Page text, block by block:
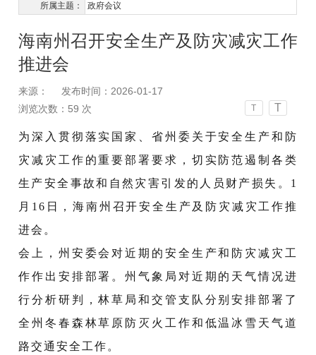
所属主题：
政府会议
海南州召开安全生产及防灾减灾工作
推进会
来源：
发布时间：2026-01-17
浏览次数： 59 次 T T
为深入贯彻落实国家、省州委关于安全生产和防
灾减灾工作的重要部署要求，切实防范遏制各类
生产安全事故和自然灾害引发的人员财产损失。1
月16日，海南州召开安全生产及防灾减灾工作推
进会。
会上，州安委会对近期的安全生产和防灾减灾工
作作出安排部署。州气象局对近期的天气情况进
行分析研判，林草局和交管支队分别安排部署了
全州冬春森林草原防灭火工作和低温冰雪天气道
路交通安全工作。